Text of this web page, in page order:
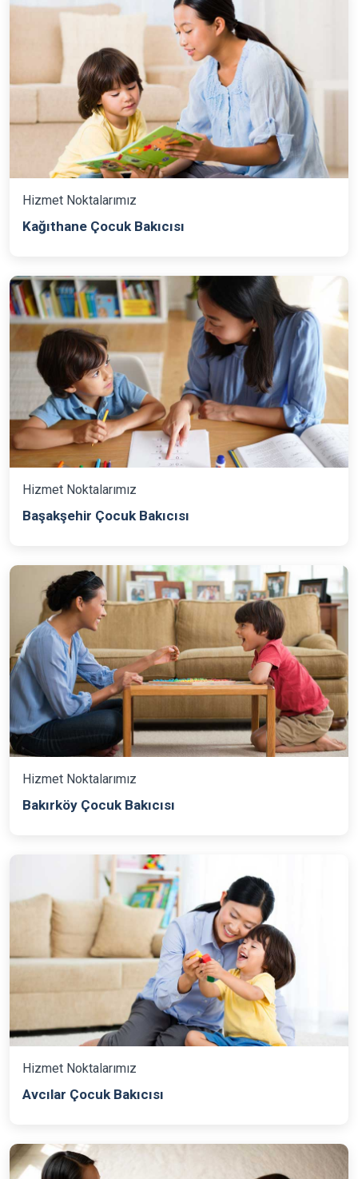
Hizmet Noktalarımız
Kağıthane Çocuk Bakıcısı
Hizmet Noktalarımız
Başakşehir Çocuk Bakıcısı
Hizmet Noktalarımız
Bakırköy Çocuk Bakıcısı
Hizmet Noktalarımız
Avcılar Çocuk Bakıcısı